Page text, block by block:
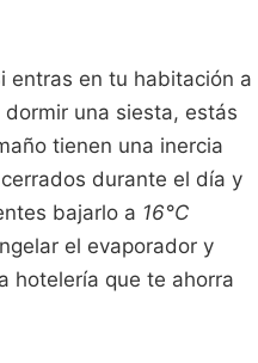
entras en tu habitación a
una siesta, estás
tienen una inercia
durante el día y
bajarlo a 16°C
el evaporador y
hotelería que te ahorra